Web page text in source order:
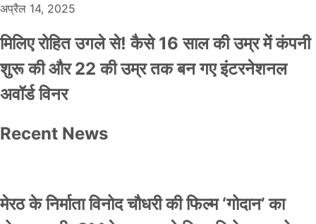
अप्रैल 14, 2025
मिलिए रोहित उगले से! कैसे 16 साल की उम्र में कंपनी
शुरू की और 22 की उम्र तक बन गए इंटरनेशनल
अवॉर्ड विनर
Recent News
मेरठ के निर्माता विनोद चौधरी की फिल्म ‘गोदान’ का